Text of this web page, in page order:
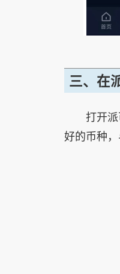
三、在
打开
好的币种，